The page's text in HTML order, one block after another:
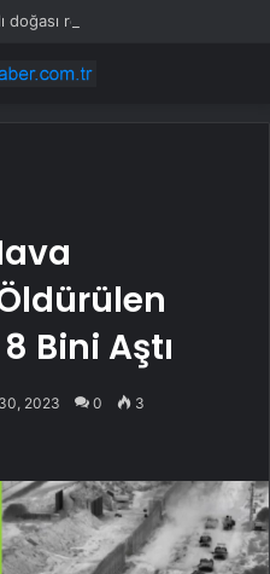
doğası renklendi
Bini Aştı
2023 0 3